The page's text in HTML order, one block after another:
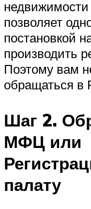
недвижимости
позволяет
постановкой
производить
Поэтому вам
обращаться в
Шаг 2.
МФЦ или
палату